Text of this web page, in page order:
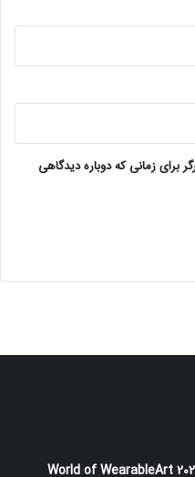
برای زمانی که دوباره دیدگاهی